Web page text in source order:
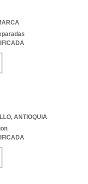
, ANTIOQUIA